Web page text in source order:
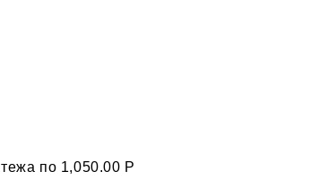
по 1,050.00 Р